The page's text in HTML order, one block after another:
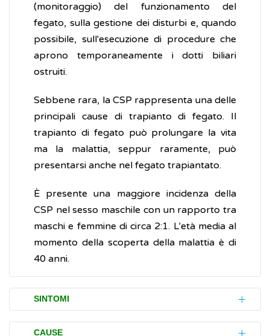
(monitoraggio) del funzionamento del
fegato, sulla gestione dei disturbi e, quando
possibile, sull'esecuzione di procedure che
aprono temporaneamente i dotti biliari
ostruiti.
Sebbene rara, la CSP rappresenta una delle
principali cause di trapianto di fegato. Il
trapianto di fegato può prolungare la vita
ma la malattia, seppur raramente, può
presentarsi anche nel fegato trapiantato.
È presente una maggiore incidenza della
CSP nel sesso maschile con un rapporto tra
maschi e femmine di circa 2:1. L'età media al
momento della scoperta della malattia è di
40 anni.
SINTOMI
Spesso la colangite sclerosante primaria
CAUSE